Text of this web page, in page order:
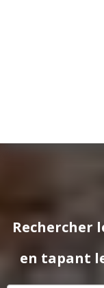
Rechercher
en tapant